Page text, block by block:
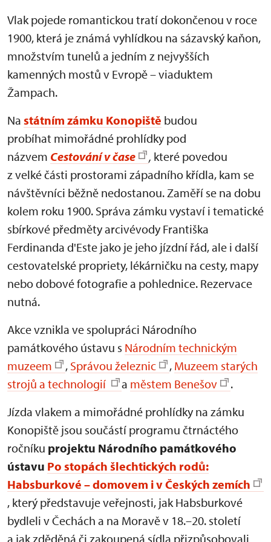
Vlak pojede romantickou tratí dokončenou v roce
1900, která je známá vyhlídkou na sázavský kaňon,
množstvím tunelů a jedním z nejvyšších
kamenných mostů v Evropě – viaduktem
Žampach.
Na státním zámku Konopiště budou
probíhat mimořádné prohlídky pod
názvem Cestování v čase , které povedou
z velké části prostorami západního křídla, kam se
návštěvníci běžně nedostanou. Zaměří se na dobu
kolem roku 1900. Správa zámku vystaví i tematické
sbírkové předměty arcivévody Františka
Ferdinanda d'Este jako je jeho jízdní řád, ale i další
cestovatelské propriety, lékárničku na cesty, mapy
nebo dobové fotografie a pohlednice. Rezervace
nutná.
Akce vznikla ve spolupráci Národního
památkového ústavu s Národním technickým
muzeem
, Správou železnic , Muzeem starých
strojů a technologií
a městem Benešov
.
Jízda vlakem a mimořádné prohlídky na zámku
Konopiště jsou součástí programu čtrnáctého
ročníku projektu Národního památkového
ústavu Po stopách šlechtických rodů:
Habsburkové – domovem i v Českých zemích
, který představuje veřejnosti, jak Habsburkové
bydleli v Čechách a na Moravě v 18.–20. století
a jak zděděná či zakoupená sídla přizpůsobovali